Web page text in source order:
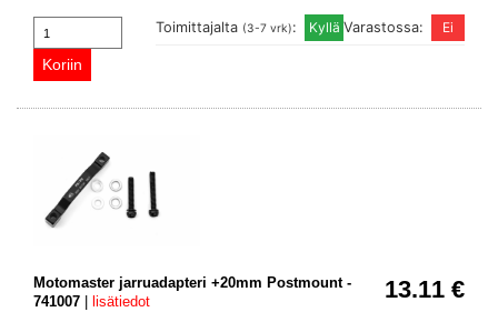
Varastossa:
Toimittajalta (3-7 vrk):
13.11 €
Motomaster jarruadapteri +20mm Postmount -
741007
lisätiedot